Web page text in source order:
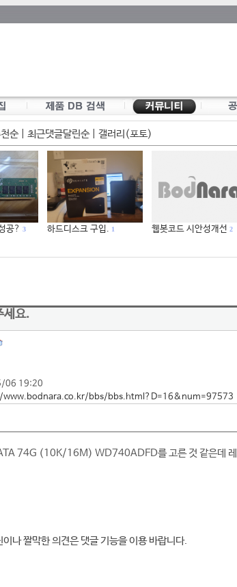
순| 최근댓글달린순| 갤러리(포토)
공? 3 하드디스크 구입. 1 웹봇코드 시안성개선 2
세요.
06 19:20
bbs/bbs.html?D=16&num=97573
74G (10K/16M) WD740ADFD를 고른 것 같은데 레
나 짤막한 의견은 댓글 기능을 이용 바랍니다.